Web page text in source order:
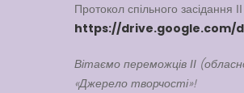
Протокол спільного засідання
https://drive.google.com/
Вітаємо переможців ІІ
«Джерело творчості»!